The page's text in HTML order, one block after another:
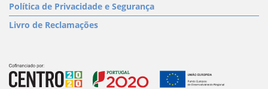
Política de Privacidade e Segurança
Livro de Reclamações